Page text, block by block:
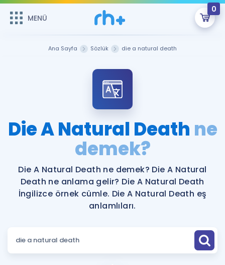
MENÜ
0
Şifremi Hatırlamıyorum
Sepetin Şu An Boş.
Remzi Hoca ile seni sınava hazırlayacak onlarca eğitim seni
bekliyor!
MENÜ
Katılımcı Görüşleri
Faydalı Araçlar
Ücretsiz Kaynaklar
Blog
İngilizce Gramer
Kariyer
Ana Sayfa Sözlük die a natural death
Die A Natural Death ne
demek?
Die A Natural Death ne demek? Die A Natural
Death ne anlama gelir? Die A Natural Death
İngilizce örnek cümle. Die A Natural Death eş
anlamlıları.